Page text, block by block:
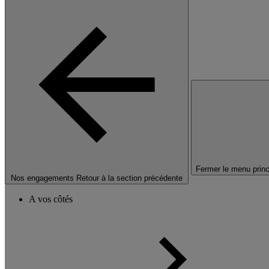
Nos engagements Retour à la section précédente
Fermer le menu
A vos côtés